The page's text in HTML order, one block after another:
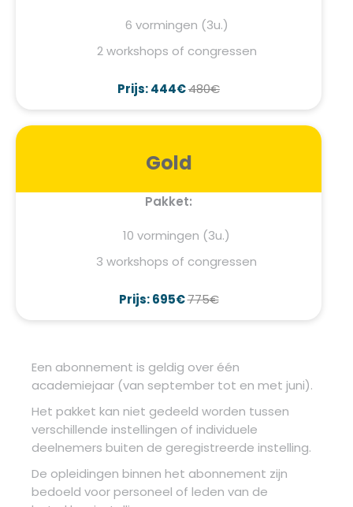
6 vormingen (3u.)
2 workshops of congressen
Prijs: 444€480€
Gold
Pakket:
10 vormingen (3u.)
3 workshops of congressen
Prijs: 695€775€
Een abonnement is geldig over één
academiejaar (van september tot en met juni).
Het pakket kan niet gedeeld worden tussen
verschillende instellingen of individuele
deelnemers buiten de geregistreerde instelling.
De opleidingen binnen het abonnement zijn
bedoeld voor personeel of leden van de